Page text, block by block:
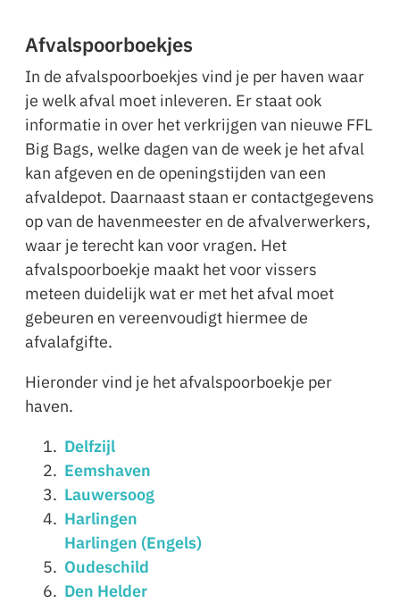
Afvalspoorboekjes
In de afvalspoorboekjes vind je per haven waar
je welk afval moet inleveren. Er staat ook
informatie in over het verkrijgen van nieuwe FFL
Big Bags, welke dagen van de week je het afval
kan afgeven en de openingstijden van een
afvaldepot. Daarnaast staan er contactgegevens
op van de havenmeester en de afvalverwerkers,
waar je terecht kan voor vragen. Het
afvalspoorboekje maakt het voor vissers
meteen duidelijk wat er met het afval moet
gebeuren en vereenvoudigt hiermee de
afvalafgifte.
Hieronder vind je het afvalspoorboekje per
haven.
Delfzijl
Eemshaven
Lauwersoog
Harlingen
Harlingen (Engels)
Oudeschild
Den Helder